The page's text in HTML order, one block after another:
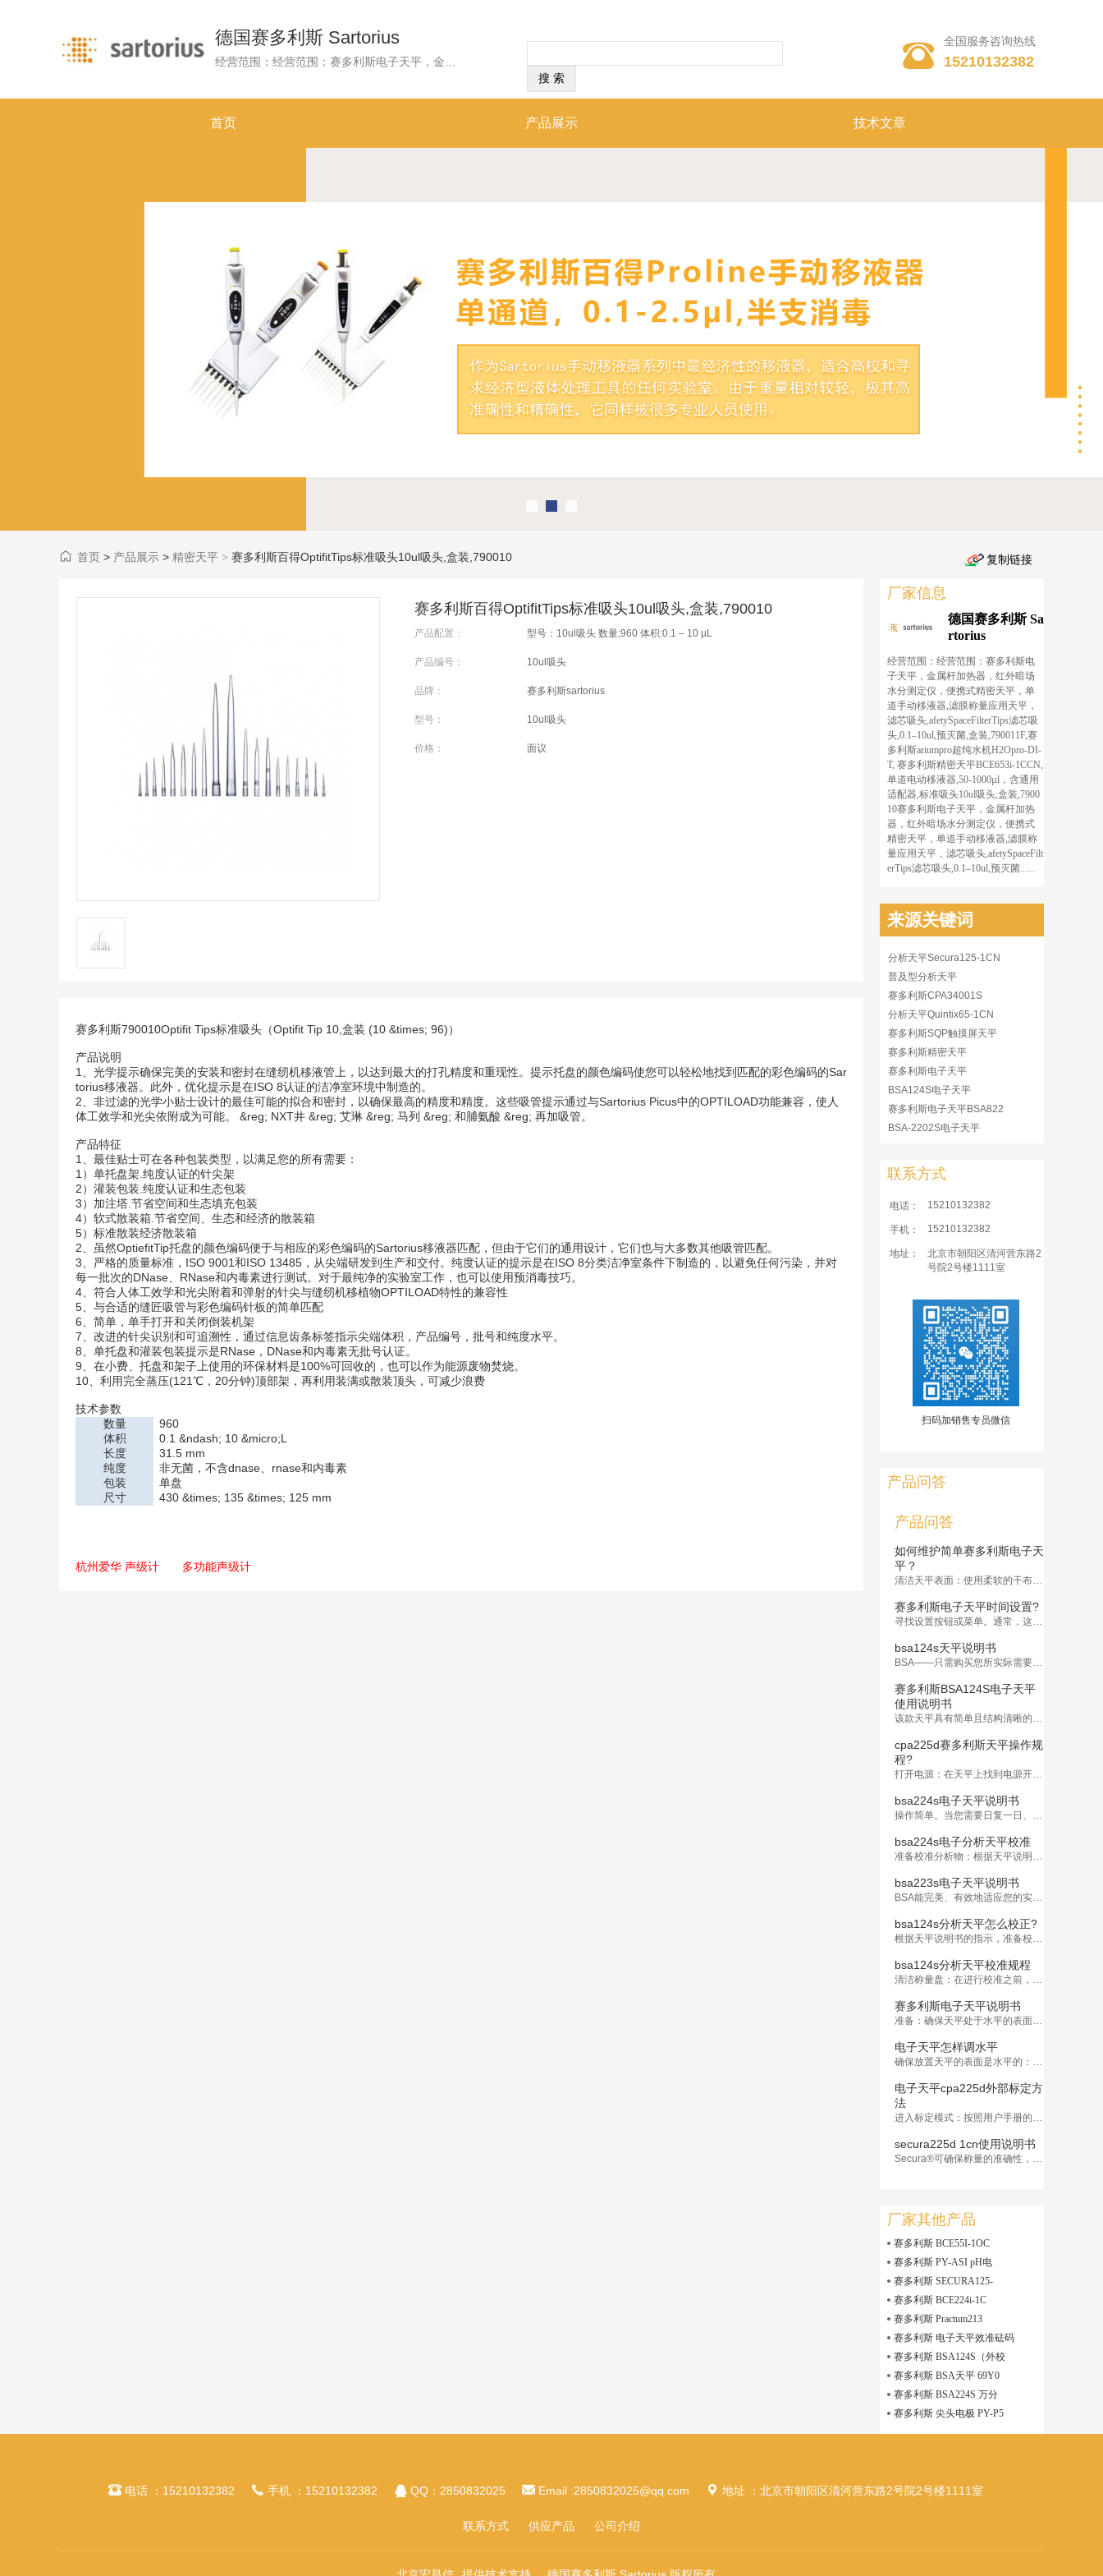
德国赛多利斯 Sartorius
 全国服务咨询热线
15210132382
首页 产品展示 技术文章
首页 > 产品展示 > 精密天平 > 赛多利斯百得OptifitTips标准吸头10ul吸头,盒装,790010
赛多利斯百得OptifitTips标准吸头10ul吸头,盒装,790010
产品配置： 型号：10ul吸头 数量;960 体积:0.1 – 10 µL
产品编号： 10ul吸头
品牌： 赛多利斯sartorius
型号： 10ul吸头
价格： 面议
赛多利斯790010Optifit Tips标准吸头（Optifit Tip 10,盒装 (10 &times; 96)）
产品说明
1、光学提示确保完美的安装和密封在缝纫机移液管上，以达到最大的打孔精度和重现性。提示托盘的颜色编码使您可以轻松地找到匹配的彩色编码的Sar
torius移液器。此外，优化提示是在ISO 8认证的洁净室环境中制造的。
2、非过滤的光学小贴士设计的最佳可能的拟合和密封，以确保最高的精度和精度。这些吸管提示通过与Sartorius Picus中的OPTILOAD功能兼容，使人
体工效学和光尖依附成为可能。 &reg; NXT井 &reg; 艾琳 &reg; 马列 &reg; 和脯氨酸 &reg; 再加吸管。
产品特征
1、最佳贴士可在各种包装类型，以满足您的所有需要：
1）单托盘架.纯度认证的针尖架
2）灌装包装.纯度认证和生态包装
3）加注塔.节省空间和生态填充包装
4）软式散装箱.节省空间、生态和经济的散装箱
5）标准散装经济散装箱
2、虽然OptiefitTip托盘的颜色编码便于与相应的彩色编码的Sartorius移液器匹配，但由于它们的通用设计，它们也与大多数其他吸管匹配。
3、严格的质量标准，ISO 9001和ISO 13485，从尖端研发到生产和交付。纯度认证的提示是在ISO 8分类洁净室条件下制造的，以避免任何污染，并对
每一批次的DNase、RNase和内毒素进行测试。对于最纯净的实验室工作，也可以使用预消毒技巧。
4、符合人体工效学和光尖附着和弹射的针尖与缝纫机移植物OPTILOAD特性的兼容性
5、与合适的缝匠吸管与彩色编码针板的简单匹配
6、简单，单手打开和关闭倒装机架
7、改进的针尖识别和可追溯性，通过信息齿条标签指示尖端体积，产品编号，批号和纯度水平。
8、单托盘和灌装包装提示是RNase，DNase和内毒素无批号认证。
9、在小费、托盘和架子上使用的环保材料是100%可回收的，也可以作为能源废物焚烧。
10、利用完全蒸压(121℃，20分钟)顶部架，再利用装满或散装顶头，可减少浪费
技术参数
数量
960
体积
0.1 &ndash; 10 &micro;L
长度
31.5 mm
纯度
非无菌，不含dnase、rnase和内毒素
包装
单盘
尺寸
430 &times; 135 &times; 125 mm
杭州爱华 声级计 多功能声级计
厂家信息
德国赛多利斯 Sa
rtorius
经营范围：经营范围：赛多利斯电
子天平，金属杆加热器，红外暗场
水分测定仪，便携式精密天平，单
道手动移液器,滤膜称量应用天平，
滤芯吸头,afetySpaceFilterTips滤芯吸
头,0.1–10ul,预灭菌,盒装,790011F,赛
多利斯ariumpro超纯水机H2Opro-DI-
T, 赛多利斯精密天平BCE653i-1CCN,
单道电动移液器,50-1000µl，含通用
适配器,标准吸头10ul吸头,盒装,7900
10赛多利斯电子天平，金属杆加热
器，红外暗场水分测定仪，便携式
精密天平，单道手动移液器,滤膜称
量应用天平，滤芯吸头,afetySpaceFilt
erTips滤芯吸头,0.1–10ul,预灭菌......
来源关键词
分析天平Secura125-1CN
普及型分析天平
赛多利斯CPA34001S
分析天平Quintix65-1CN
赛多利斯SQP触摸屏天平
赛多利斯精密天平
赛多利斯电子天平
BSA124S电子天平
赛多利斯电子天平BSA822
BSA-2202S电子天平
联系方式
电话： 15210132382
手机： 15210132382
地址：
北京市朝阳区清河营东路2
号院2号楼1111室
扫码加销售专员微信
产品问答
产品问答
如何维护简单赛多利斯电子天
平？
清洁天平表面：使用柔软的干布轻轻擦拭天平表面，确保没有灰尘或杂物残留在上面。
赛多利斯电子天平时间设置?
寻找设置按钮或菜单。通常，这些按钮位于天平的控制面板上
bsa124s天平说明书
BSA——只需购买您所实际需要的功能，即可获取一台可靠且高质量的赛多利斯天平。
赛多利斯BSA124S电子天平
使用说明书
该款天平具有简单且结构清晰的用户界面、条理清晰的按键分配以及出色的可读性等理想功能特性，确保了无差错的称重操作。
cpa225d赛多利斯天平操作规
程?
打开电源：在天平上找到电源开关并打开天平。通常，天平会进行自检程序，
bsa224s电子天平说明书
操作简单。当您需要日复一日、快速可靠地重复进行繁重的称量工作时
bsa224s电子分析天平校准
准备校准分析物：根据天平说明书的指示，准备校准分析物。通常情况下，天平厂家会提供特定的校准分析物，这些分析物的质量值已知。
bsa223s电子天平说明书
BSA能完美、有效地适应您的实验室工作。用户友好操作：简单易懂的英文文本提示及指示符，指导您方便地设置天平参数，满足个人的具体要求。
bsa124s分析天平怎么校正?
根据天平说明书的指示，准备校准分析物。通常情况下，天平厂家会提供特定的校准分析物，这些分析物的质量值已知。
bsa124s分析天平校准规程
清洁称量盘：在进行校准之前，务必确保称量盘干净，没有杂质。
赛多利斯电子天平说明书
准备：确保天平处于水平的表面上，并且周围没有风或者其他干扰因素。清洁天平的称量盘和周围区域，确保没有杂质。
电子天平怎样调水平
确保放置天平的表面是水平的：首先，确保你打算放置电子天平的表面是水平的。可以使用水平仪或者其他测量工具来检查表面的水平度。
电子天平cpa225d外部标定方
法
进入标定模式：按照用户手册的指示，进入外部标定模式。通常情况下，这需要按下特定的按键组合或者在菜单中选择标定选项。
secura225d 1cn使用说明书
Secura®可确保称量的准确性，使您放心地开展后续工作。
厂家其他产品
赛多利斯 BCE55I-1OC
赛多利斯 PY-ASI pH电
赛多利斯 SECURA125-
赛多利斯 BCE224i-1C
赛多利斯 Practum213
赛多利斯 电子天平效准砝码
赛多利斯 BSA124S（外校
赛多利斯 BSA天平 69Y0
赛多利斯 BSA224S 万分
赛多利斯 尖头电极 PY-P5
 电话 ：15210132382  手机 ：15210132382  QQ：2850832025  Email :2850832025@qq.com  地址 ：北京市朝阳区清河营东路2号院2号楼1111室
联系方式 供应产品 公司介绍